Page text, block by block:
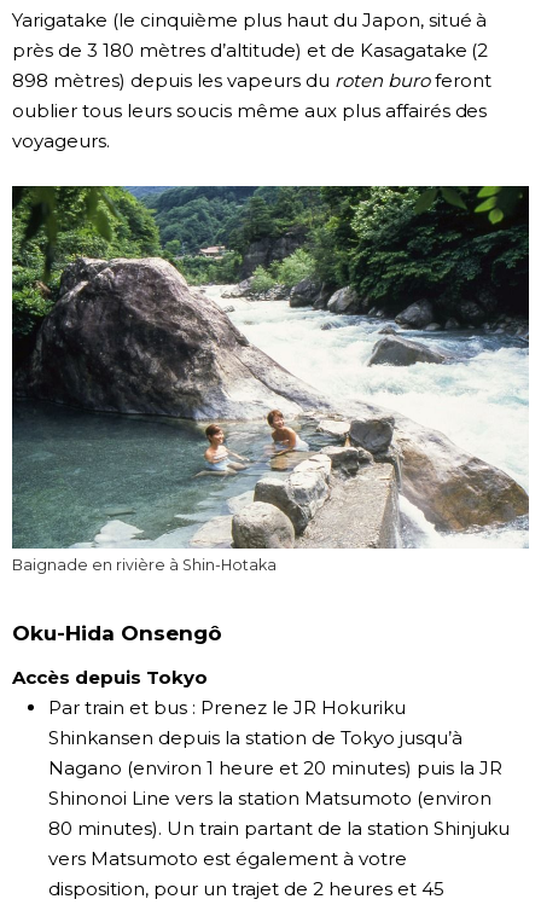
Yarigatake (le cinquième plus haut du Japon, situé à
près de 3 180 mètres d’altitude) et de Kasagatake (2
898 mètres) depuis les vapeurs du roten buroferont
oublier tous leurs soucis même aux plus affairés des
voyageurs.
Baignade en rivière à Shin-Hotaka
Oku-Hida Onsengô
Accès depuis Tokyo
Par train et bus : Prenez le JR Hokuriku
Shinkansen depuis la station de Tokyo jusqu’à
Nagano (environ 1 heure et 20 minutes) puis la JR
Shinonoi Line vers la station Matsumoto (environ
80 minutes). Un train partant de la station Shinjuku
vers Matsumoto est également à votre
disposition, pour un trajet de 2 heures et 45